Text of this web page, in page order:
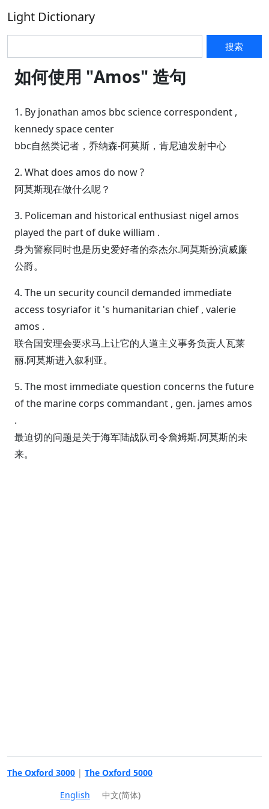
Light Dictionary
搜索
如何使用 "Amos" 造句
1. By jonathan amos bbc science correspondent ,
kennedy space center
bbc自然类记者，乔纳森-阿莫斯，肯尼迪发射中心
2. What does amos do now ?
阿莫斯现在做什么呢？
3. Policeman and historical enthusiast nigel amos
played the part of duke william .
身为警察同时也是历史爱好者的奈杰尔.阿莫斯扮演威廉
公爵。
4. The un security council demanded immediate
access tosyriafor it 's humanitarian chief , valerie
amos .
联合国安理会要求马上让它的人道主义事务负责人瓦莱
丽.阿莫斯进入叙利亚。
5. The most immediate question concerns the future
of the marine corps commandant , gen. james amos
.
最迫切的问题是关于海军陆战队司令詹姆斯.阿莫斯的未
来。
The Oxford 3000 | The Oxford 5000
English
中文(简体)